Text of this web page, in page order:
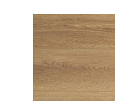
Количество: